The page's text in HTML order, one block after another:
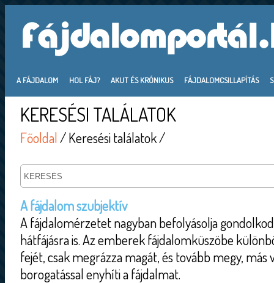
A FÁJDALOM HOL FÁJ? AKUT ÉS KRÓNIKUS FÁJDALOMCSILLAPÍTÁS
KERESÉSI TALÁLATOK
Főoldal/ Keresési találatok /
A fájdalom szubjektív
A fájdalomérzetet nagyban befolyásolja
hátfájásra is. Az emberek fájdalomküszöbe
fejét, csak megrázza magát, és tovább megy, más
borogatással enyhíti a fájdalmat.